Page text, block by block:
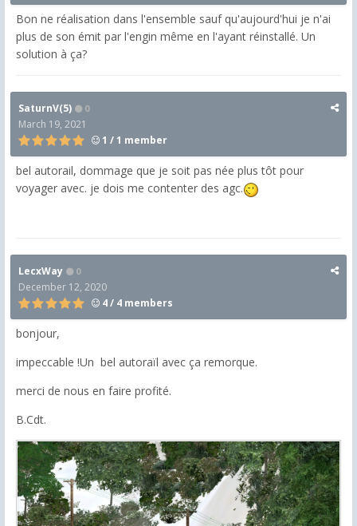
Bon ne réalisation dans l'ensemble sauf qu'aujourd'hui je n'ai
plus de son émit par l'engin même en l'ayant réinstallé. Un
solution à ça?
SaturnV(5) 0
March 19, 2021
1 / 1 member
bel autorail, dommage que je soit pas née plus tôt pour
voyager avec. je dois me contenter des agc.
LecxWay 0
December 12, 2020
4 / 4 members
bonjour,
impeccable !Un bel autoraïl avec ça remorque.
merci de nous en faire profité.
B.Cdt.